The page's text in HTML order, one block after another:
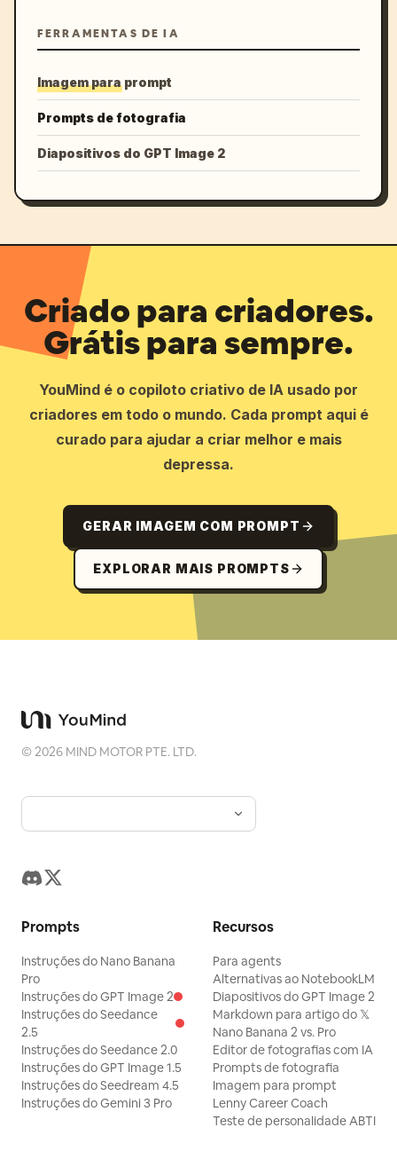
FERRAMENTAS DE IA
Imagem para prompt
Prompts de fotografia
Diapositivos do GPT Image 2
Criado para criadores.
Grátis para sempre.
YouMind é o copiloto criativo de IA usado por
criadores em todo o mundo. Cada prompt aqui é
curado para ajudar a criar melhor e mais
depressa.
GERAR IMAGEM COM PROMPT
EXPLORAR MAIS PROMPTS
©2026 MIND MOTOR PTE. LTD.
Prompts
Instruções do Nano Banana
Pro
Instruções do GPT Image 2
Instruções do Seedance
2.5
Instruções do Seedance 2.0
Instruções do GPT Image 1.5
Instruções do Seedream 4.5
Instruções do Gemini 3 Pro
Recursos
Para agents
Alternativas ao NotebookLM
Diapositivos do GPT Image 2
Markdown para artigo do 𝕏
Nano Banana 2 vs. Pro
Editor de fotografias com IA
Prompts de fotografia
Imagem para prompt
Lenny Career Coach
Teste de personalidade ABTI